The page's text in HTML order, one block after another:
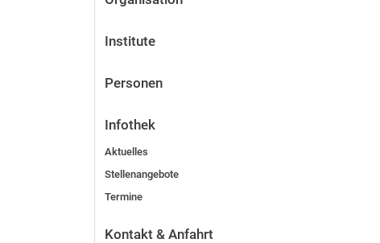
Institute
Personen
Infothek
Aktuelles
Stellenangebote
Termine
Kontakt & Anfahrt